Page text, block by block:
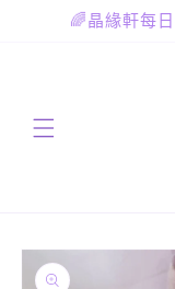
跳至內🌈晶緣軒每
品資訊